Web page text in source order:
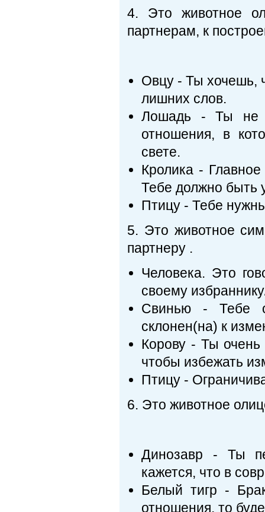
4. Это животное
партнерам, к
Овцу - Ты хочешь,
лишних слов.
Лошадь - Ты не
отношения, в
свете.
Кролика -
Тебе должно быть
Птицу - Тебе
5. Это животное
партнеру .
Человека. Это
своему
Свинью - Тебе
склонен(на) к
Корову - Ты очень
чтобы избежать
Птицу -
6. Это животное
Динозавр - Ты
кажется, что в
Белый тигр -
отношения, то